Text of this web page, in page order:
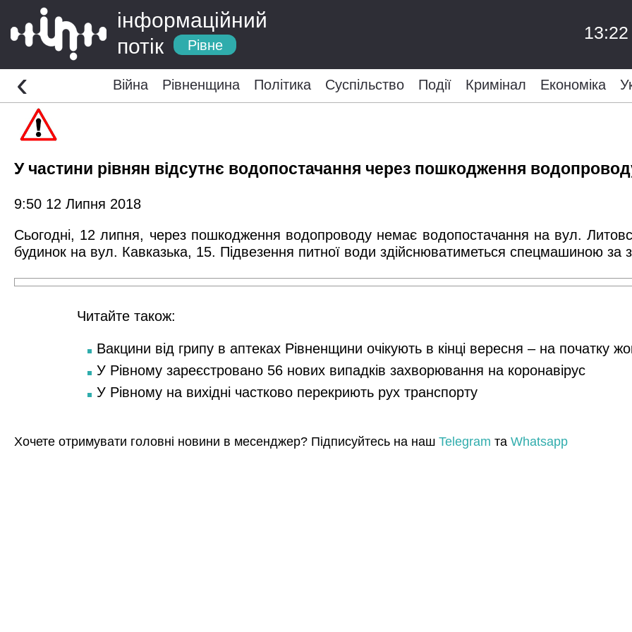
інформаційний
потік
Рівне
13:22
Війна Рівненщина Політика Суспільство Події Кримінал Економіка
‹
У частини рівнян відсутнє водопостачання через пошкодження
9:50 12 Липня 2018
Сьогодні, 12 липня, через пошкодження водопроводу немає водопостачання на вул.
будинок на вул. Кавказька, 15. Підвезення питної води здійснюватиметься спецмашиною за
Читайте також:
Вакцини від грипу в аптеках Рівненщини очікують в кінці вересня – на початку
У Рівному зареєстровано 56 нових випадків захворювання на коронавірус
У Рівному на вихідні частково перекриють рух транспорту
Хочете отримувати головні новини в месенджер? Підписуйтесь на наш Telegram та Whatsapp